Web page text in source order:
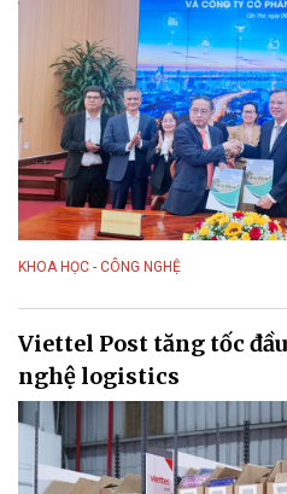
KHOA HỌC - CÔNG NGHỆ
Viettel Post tăng tốc
nghệ logistics